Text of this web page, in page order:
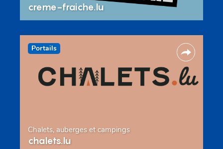
creme-fraiche.lu
Portails
Chalets, auberges et campings
chalets.lu